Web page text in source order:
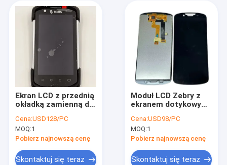
Ekran LCD z przednią
okładką zamienną dla
Cena:USD128/PC
MOQ:1
Pobierz najnowszą cenę
Skontaktuj się teraz
Moduł LCD Zebry z
ekranem dotykowym
TC58 TC58E
Cena:USD98/PC
MOQ:1
Pobierz najnowszą cenę
Skontaktuj się teraz